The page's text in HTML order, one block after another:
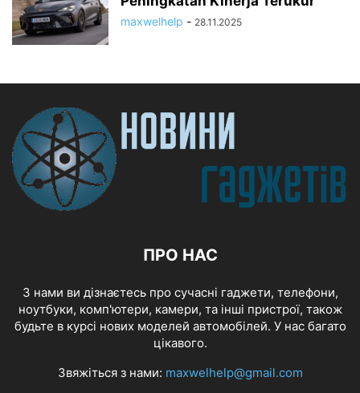
maxwelhelp - 28.11.2025
ПРО НАС
З нами ви дізнаєтесь про сучасні гаджети, телефони,
ноутбуки, комп'ютери, камери, та інші пристрої, також
будьте в курсі нових моделей автомобілей. У нас багато
цікавого.
Звяжіться з нами: maxwelhelp@gmail.com